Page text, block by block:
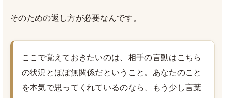
そのための返し方が必要なんです。
ここで覚えておきたいのは、相手の言動はこちら
の状況とほぼ無関係だということ。あなたのこと
を本気で思ってくれているのなら、もう少し言葉